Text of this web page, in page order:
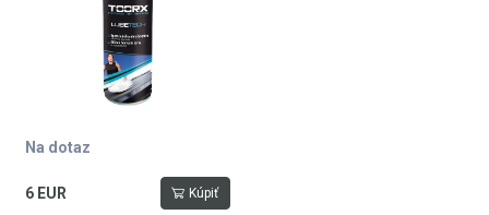
Na dotaz
6 EUR Kúpiť